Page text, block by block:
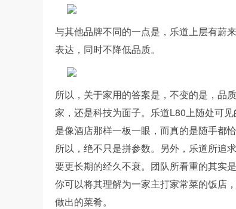
与其他品牌不同的一点是，乐道上层有蔚
表达，同时不降低品质。
所以，关于家用的答案是，不变的是，品
家，还是科技为面子。乐道L80上随处可
是像酒店那样一板一眼，而真的是随手都
所以，绝不只是拼参数。另外，乐道所追
要更长期的经久不衰。团队所看重的其实
你可以将其理解为一家主打家常菜的饭店
做出的菜肴。